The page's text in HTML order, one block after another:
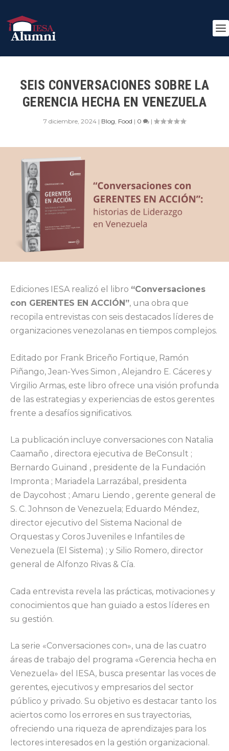
SEIS CONVERSACIONES SOBRE LA
GERENCIA HECHA EN VENEZUELA
7 diciembre, 2024 | Blog, Food | 0 |
Ediciones IESA realizó el libro “Conversaciones
con GERENTES EN ACCIÓN”, una obra que
recopila entrevistas con seis destacados líderes de
organizaciones venezolanas en tiempos complejos.
Editado por Frank Briceño Fortique, Ramón
Piñango, Jean-Yves Simon , Alejandro E. Cáceres y
Virgilio Armas, este libro ofrece una visión profunda
de las estrategias y experiencias de estos gerentes
frente a desafíos significativos.
La publicación incluye conversaciones con Natalia
Caamaño , directora ejecutiva de BeConsult ;
Bernardo Guinand , presidente de la Fundación
Impronta ; Mariadela Larrazábal, presidenta
de Daycohost ; Amaru Liendo , gerente general de
S. C. Johnson de Venezuela; Eduardo Méndez,
director ejecutivo del Sistema Nacional de
Orquestas y Coros Juveniles e Infantiles de
Venezuela (El Sistema) ; y Silio Romero, director
general de Alfonzo Rivas & Cía.
Cada entrevista revela las prácticas, motivaciones y
conocimientos que han guiado a estos líderes en
su gestión.
La serie «Conversaciones con», una de las cuatro
áreas de trabajo del programa «Gerencia hecha en
Venezuela» del IESA, busca presentar las voces de
gerentes, ejecutivos y empresarios del sector
público y privado. Su objetivo es destacar tanto los
aciertos como los errores en sus trayectorias,
ofreciendo una riqueza de aprendizajes para los
lectores interesados en la gestión organizacional.